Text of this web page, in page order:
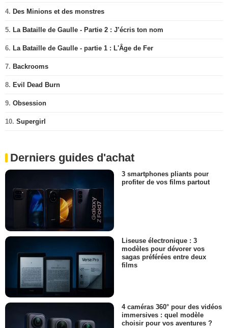
4. Des Minions et des monstres
5. La Bataille de Gaulle - Partie 2 : J’écris ton nom
6. La Bataille de Gaulle - partie 1 : L'Âge de Fer
7. Backrooms
8. Evil Dead Burn
9. Obsession
10. Supergirl
Derniers guides d'achat
3 smartphones pliants pour
profiter de vos films partout
Liseuse électronique : 3
modèles pour dévorer vos
sagas préférées entre deux
films
4 caméras 360° pour des vidéos
immersives : quel modèle
choisir pour vos aventures ?